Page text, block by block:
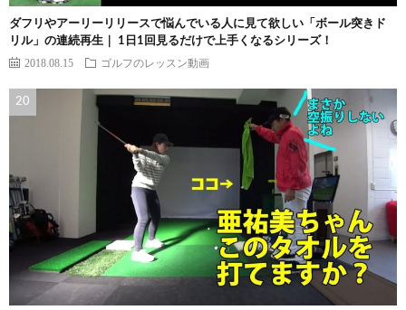
ダフリやアーリーリリースで悩んでいる人に見て欲しい「ボール突きド
リル」の連続再生｜ 1日1回見るだけで上手くなるシリーズ！
2018.08.15 ゴルフのレッスン動画